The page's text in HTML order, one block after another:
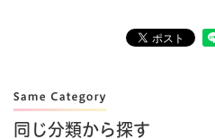
同じ分類から探す